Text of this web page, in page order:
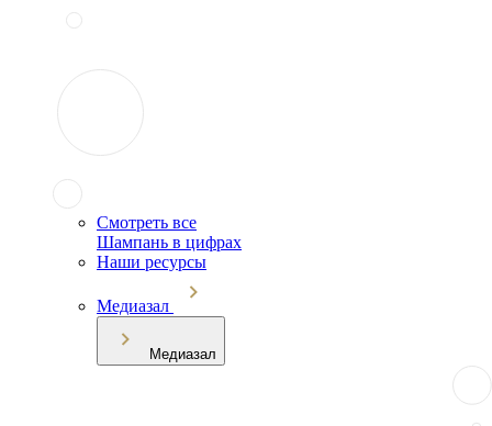
Смотреть все
Шампань в цифрах
Наши ресурсы
Медиазал
Медиазал